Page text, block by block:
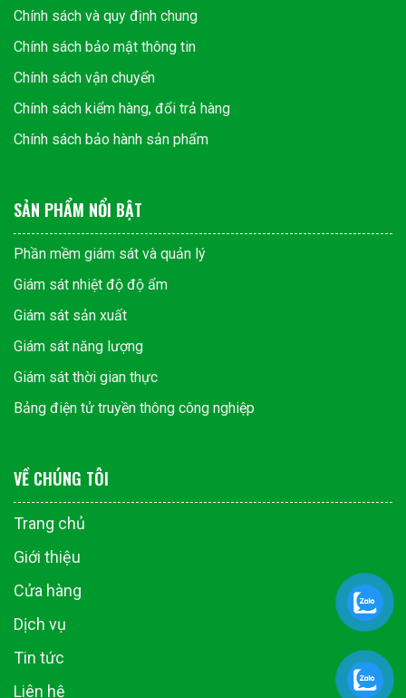
Chính sách và quy định chung
Chính sách bảo mật thông tin
Chính sách vận chuyển
Chính sách kiểm hàng, đổi trả hàng
Chính sách bảo hành sản phẩm
SẢN PHẨM NỔI BẬT
Phần mềm giám sát và quản lý
Giám sát nhiệt độ độ ẩm
Giám sát sản xuất
Giám sát năng lượng
Giám sát thời gian thực
Bảng điện tử truyền thông công nghiệp
VỀ CHÚNG TÔI
Trang chủ
Giới thiệu
Cửa hàng
Dịch vụ
Tin tức
Liên hệ